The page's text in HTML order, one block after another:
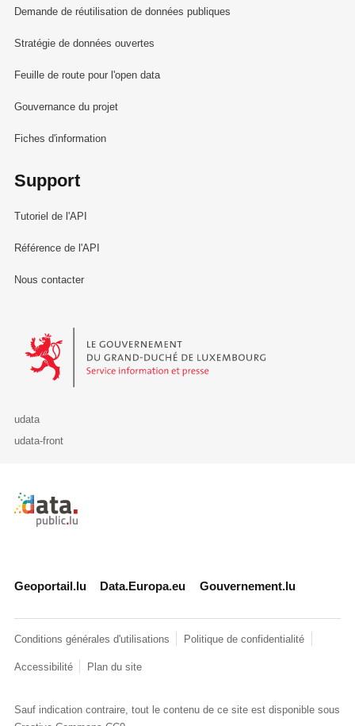
Demande de réutilisation de données publiques
Stratégie de données ouvertes
Feuille de route pour l'open data
Gouvernance du projet
Fiches d'information
Support
Tutoriel de l'API
Référence de l'API
Nous contacter
Le Gouvernement du Grand-Duché de Luxembourg - Service
udata
udata-front
Retour à l'accueil de data.public.lu
Geoportail.lu Data.Europa.eu Gouvernement.lu
Conditions générales d'utilisations Politique de confidentialité
Accessibilité Plan du site
Sauf indication contraire, tout le contenu de ce site est disponible sous